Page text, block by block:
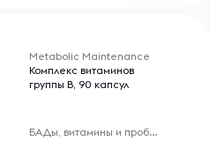
Metabolic Maintenance
Комплекс витаминов
группы B, 90 капсул
БАДы, витамины и пробиотики